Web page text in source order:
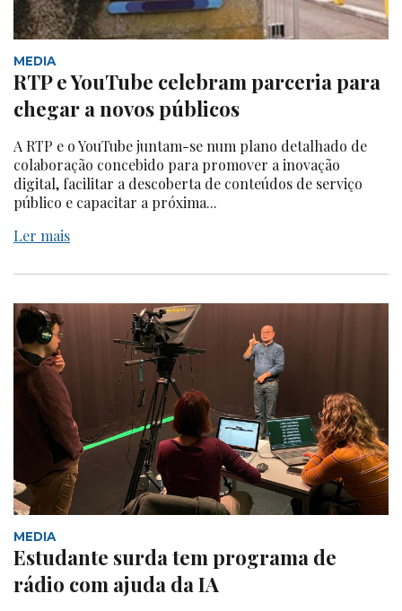
MEDIA
RTP e YouTube celebram parceria para
chegar a novos públicos
A RTP e o YouTube juntam-se num plano detalhado de
colaboração concebido para promover a inovação
digital, facilitar a descoberta de conteúdos de serviço
público e capacitar a próxima...
Ler mais
MEDIA
Estudante surda tem programa de
rádio com ajuda da IA